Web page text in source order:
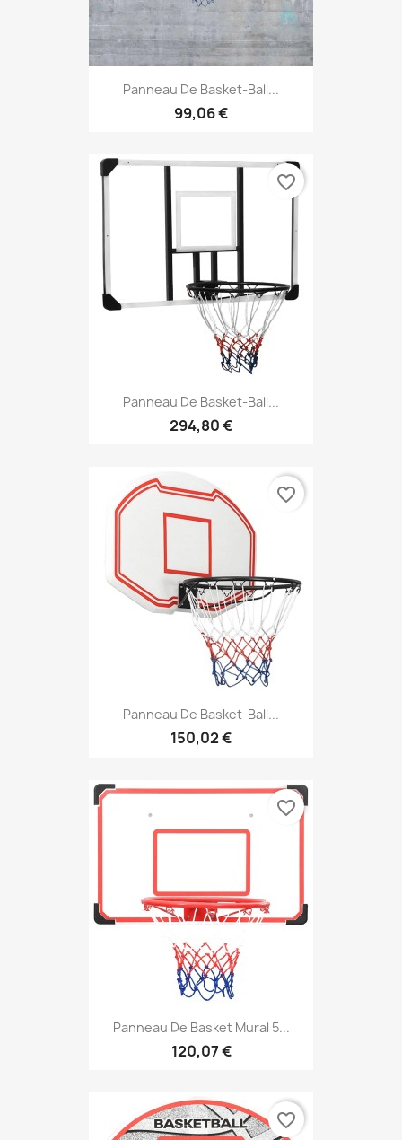
Panneau De Basket-Ball...
99,06 €
Panneau De Basket-Ball...
294,80 €
favorite_border
Panneau De Basket-Ball...
150,02 €
favorite_border
Panneau De Basket Mural 5...
120,07 €
favorite_border
favorite_border